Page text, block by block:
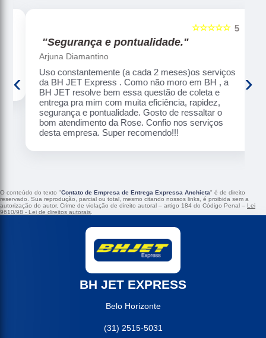
5
☆☆☆☆☆
"Segurança e pontualidade."
Arjuna Diamantino
Uso constantemente (a cada 2 meses)os serviços
da BH JET Express . Como não moro em BH , a
BH JET resolve bem essa questão de coleta e
entrega pra mim com muita eficiência, rapidez,
segurança e pontualidade. Gosto de ressaltar o
bom atendimento da Rose. Confio nos serviços
desta empresa. Super recomendo!!!
‹ ›
O conteúdo do texto "Contato de Empresa de Entrega Expressa Anchieta" é de direito
reservado. Sua reprodução, parcial ou total, mesmo citando nossos links, é proibida sem a
autorização do autor. Crime de violação de direito autoral – artigo 184 do Código Penal – Lei
9610/98 - Lei de direitos autorais
BH JET EXPRESS
Belo Horizonte
(31) 2515-5031